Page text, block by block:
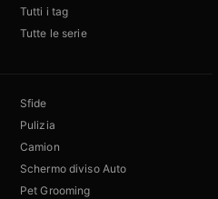
Tutti i tag
Tutte le serie
Sfide
Pulizia
Camion
Schermo diviso Auto
Pet Grooming